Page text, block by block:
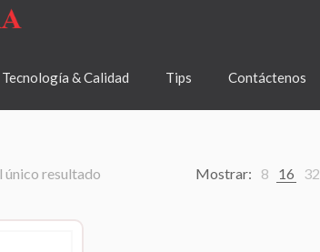
Tecnología & Calidad Tips Contáctenos
resultado Mostrar: 8 16 32